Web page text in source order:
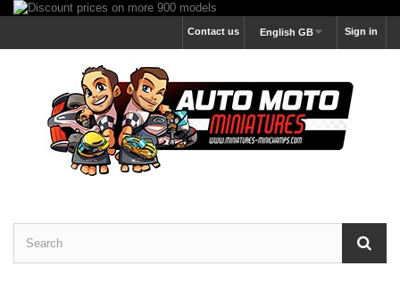
Sign in
English GB
Contact us